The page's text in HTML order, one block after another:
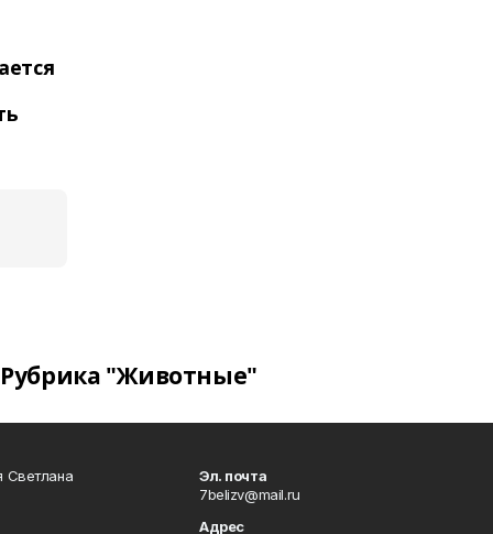
Рубрика "Животные"
Светлана
Эл. почта
7belizv@mail.ru
Адрес